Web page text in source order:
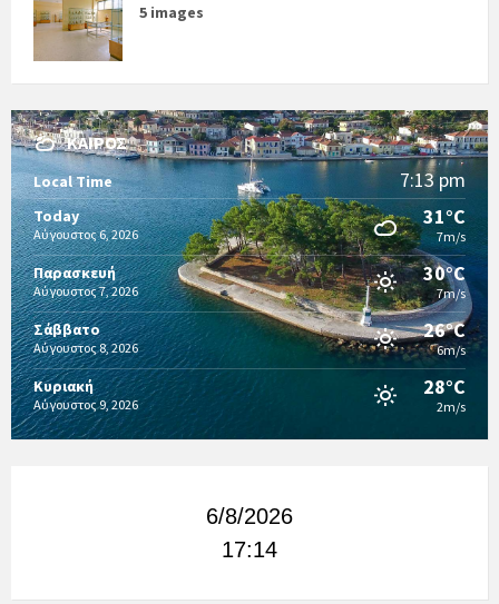
5 images
ΚΑΙΡΌΣ
Local Time 7:13 pm
Today
Αύγουστος 6, 2026
31°C
7m/s
Παρασκευή
Αύγουστος 7, 2026
30°C
7m/s
Σάββατο
Αύγουστος 8, 2026
26°C
6m/s
Κυριακή
Αύγουστος 9, 2026
28°C
2m/s
6/8/2026
17:14